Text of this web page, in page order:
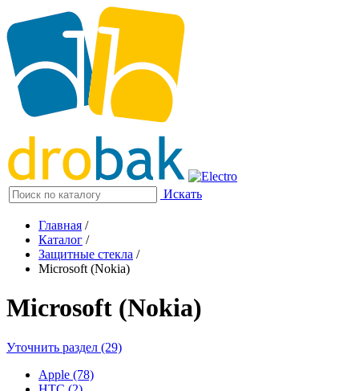
Искать
Главная /
Каталог /
Защитные стекла /
Microsoft (Nokia)
Microsoft (Nokia)
Уточнить раздел (29)
Apple (78)